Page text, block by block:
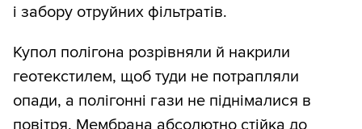
і забору отруйних фільтратів.
Купол полігона розрівняли й накрили
геотекстилем, щоб туди не потрапляли
опади, а полігонні гази не піднімалися в
повітря. Мембрана абсолютно стійка до